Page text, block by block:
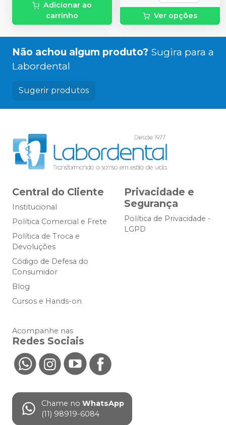
Adicionar ao
carrinho
Ver opções
Não achou algum produto? Sugira para a
Labordental
Sugerir produtos
Central do Cliente
Institucional
Política Comercial e Frete
Política de Troca e
Devoluções
Código de Defesa do
Consumidor
Blog
Cursos e Hands-on
Privacidade e
Segurança
Política de Privacidade -
LGPD
Acompanhe nas
Redes Sociais
Chame no WhatsApp
(11) 98919-6084